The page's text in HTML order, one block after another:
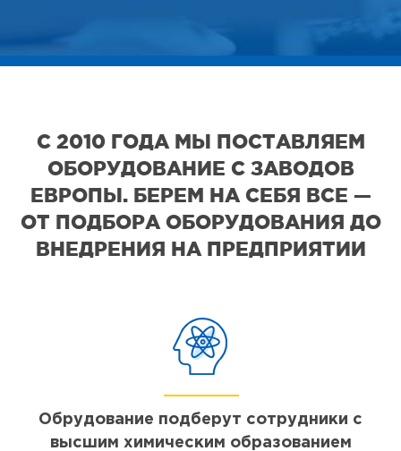
С 2010 ГОДА МЫ ПОСТАВЛЯЕМ
ОБОРУДОВАНИЕ С ЗАВОДОВ
ЕВРОПЫ. БЕРЕМ НА СЕБЯ ВСЕ —
ОТ ПОДБОРА ОБОРУДОВАНИЯ ДО
ВНЕДРЕНИЯ НА ПРЕДПРИЯТИИ
Обрудование подберут сотрудники с
высшим химическим образованием